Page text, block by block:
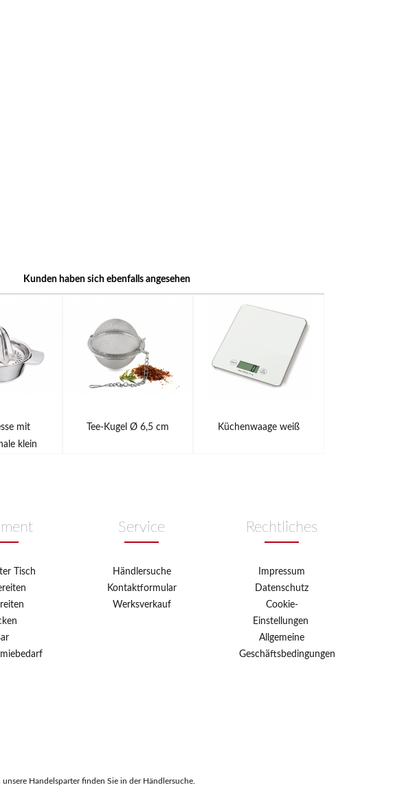
Kunden haben sich ebenfalls angesehen
mit
klein
Tee-Kugel Ø 6,5 cm Küchenwaage weiß
Rechtliches
Impressum
Datenschutz
Cookie-
Einstellungen
Allgemeine
Geschäftsbedingungen
Tisch
Service
Händlersuche
Kontaktformular
Werksverkauf
Handelsparter finden Sie in der Händlersuche.